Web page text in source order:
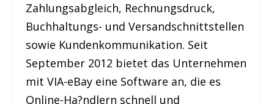
Zahlungsabgleich, Rechnungsdruck,
Buchhaltungs- und Versandschnittstellen
sowie Kundenkommunikation. Seit
September 2012 bietet das Unternehmen
mit VIA-eBay eine Software an, die es
Online-Ha?ndlern schnell und